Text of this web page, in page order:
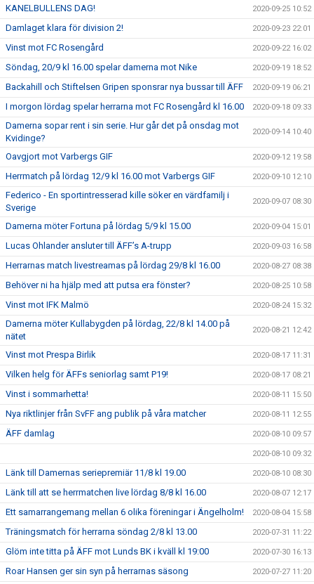
KANELBULLENS DAG! 2020-09-25 10:52
Damlaget klara för division 2! 2020-09-23 22:01
Vinst mot FC Rosengård 2020-09-22 16:02
Söndag, 20/9 kl 16.00 spelar damerna mot Nike 2020-09-19 18:52
Backahill och Stiftelsen Gripen sponsrar nya bussar till ÄFF 2020-09-19 06:21
I morgon lördag spelar herrarna mot FC Rosengård kl 16.00 2020-09-18 09:33
Damerna sopar rent i sin serie. Hur går det på onsdag mot
Kvidinge?
2020-09-14 10:40
Oavgjort mot Varbergs GIF 2020-09-12 19:58
Herrmatch på lördag 12/9 kl 16.00 mot Varbergs GIF 2020-09-10 12:10
Federico - En sportintresserad kille söker en värdfamilj i
Sverige
2020-09-07 08:30
Damerna möter Fortuna på lördag 5/9 kl 15.00 2020-09-04 15:01
Lucas Ohlander ansluter till ÄFF’s A-trupp 2020-09-03 16:58
Herrarnas match livestreamas på lördag 29/8 kl 16.00 2020-08-27 08:38
Behöver ni ha hjälp med att putsa era fönster? 2020-08-25 10:58
Vinst mot IFK Malmö 2020-08-24 15:32
Damerna möter Kullabygden på lördag, 22/8 kl 14.00 på
nätet
2020-08-21 12:42
Vinst mot Prespa Birlik 2020-08-17 11:31
Vilken helg för ÄFFs seniorlag samt P19! 2020-08-17 08:21
Vinst i sommarhetta! 2020-08-11 15:50
Nya riktlinjer från SvFF ang publik på våra matcher 2020-08-11 12:55
ÄFF damlag 2020-08-10 09:57
2020-08-10 09:32
Länk till Damernas seriepremiär 11/8 kl 19.00 2020-08-10 08:30
Länk till att se herrmatchen live lördag 8/8 kl 16.00 2020-08-07 12:17
Ett samarrangemang mellan 6 olika föreningar i Ängelholm! 2020-08-04 15:58
Träningsmatch för herrarna söndag 2/8 kl 13.00 2020-07-31 11:22
Glöm inte titta på ÄFF mot Lunds BK i kväll kl 19:00 2020-07-30 16:13
Roar Hansen ger sin syn på herrarnas säsong 2020-07-27 11:20